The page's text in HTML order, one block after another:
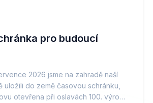
pro budoucí
2026 jsme na zahradě naší
uložili do země časovou schránku,
otevřena při oslavách 100. výročí